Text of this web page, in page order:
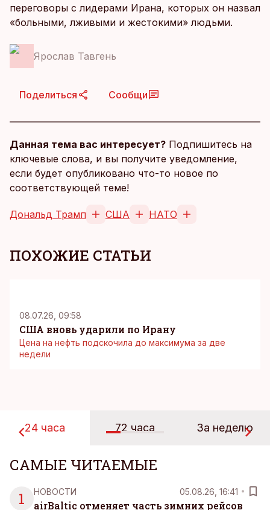
переговоры с лидерами Ирана, которых он назвал
«больными, лживыми и жестокими» людьми.
Ярослав Тавгень
Поделиться Сообщи
Данная тема вас интересует? Подпишитесь на
ключевые слова, и вы получите уведомление,
если будет опубликовано что-то новое по
соответствующей теме!
Дональд Трамп США НАТО
ПОХОЖИЕ СТАТЬИ
08.07.26, 09:58
США вновь ударили по Ирану
Цена на нефть подскочила до максимума за две
недели
24 часа 72 часа За неделю
САМЫЕ ЧИТАЕМЫЕ
1
НОВОСТИ 05.08.26, 16:41
airBaltic отменяет часть зимних рейсов